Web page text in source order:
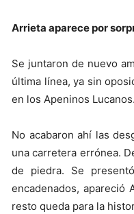
Arrieta aparece por
Se juntaron de nuevo
última línea, ya sin
en los Apeninos
No acabaron ahí las
una carretera errónea.
de piedra. Se
encadenados, apareció
resto queda para la